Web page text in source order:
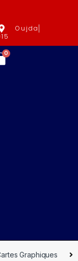
Oujda
0
Graphiques